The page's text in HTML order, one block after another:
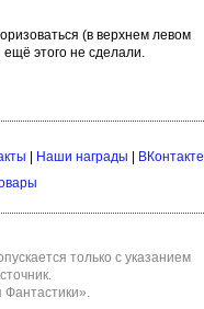
(в верхнем левом
ещё этого не сделали.
Наши награды
ВКонтакте
только с указанием
.